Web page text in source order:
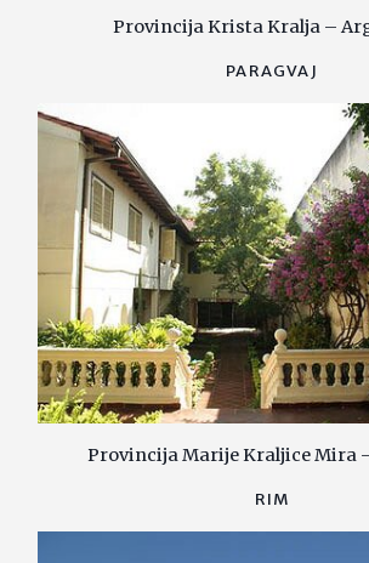
Provincija Krista Kralja –
PARAGVAJ
Provincija Marije Kraljice Mira
RIM